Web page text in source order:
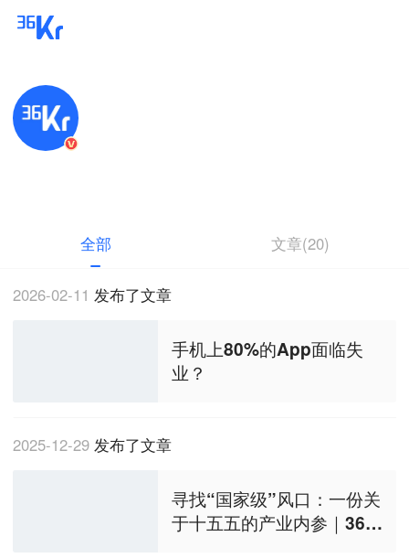
全部 文章(20)
2026-02-11 发布了文章
手机上80%的App面临失
业？
2025-12-29 发布了文章
寻找“国家级”风口：一份关
于十五五的产业内参｜36氪